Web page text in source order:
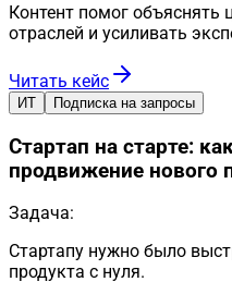
Контент помог объяснять
отраслей и усиливать
Читать кейс
ИТ Подписка на запросы
Стартап на старте:
продвижение нового
Задача:
Стартапу нужно было
продукта с нуля.